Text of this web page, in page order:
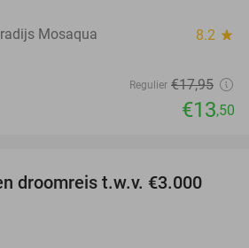
Mosaqua 8.2 star
Regulier €17,95
€13,50
droomreis t.w.v. €3.000